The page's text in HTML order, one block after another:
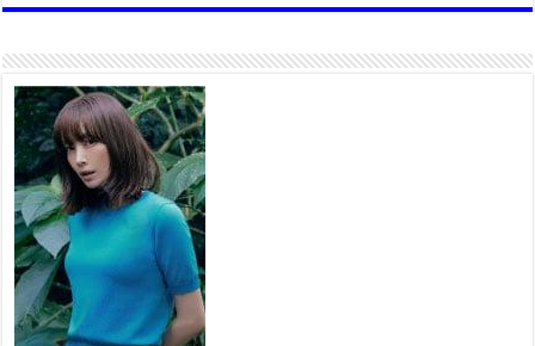
сонирхлыг нэн тэргүүнд
хангахыг баталгаажууллаа
2026 оны 7 сар 21 / 11 цаг 42 минут
Б.Пүрэвдагва: “Туул-1”
коллекторыг ашиглалтад
оруулж байж бид гэр
хорооллыг барилгажуулна
2026 оны 7 сар 21 / 10 цаг 15 минут
НИЙСЛЭЛ, АЙМГИЙН
УДИРДЛАГУУДЫН АЖЛЫГ
ХҮНД СУРТЛЫГ БУУРУУЛЖ,